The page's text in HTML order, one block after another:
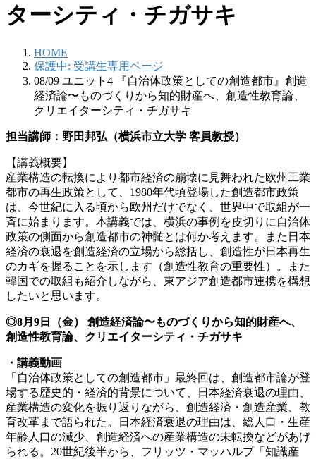
ターシティ・チガサキ
HOME
保護中: 受講生専用ページ
08/09 ユニット4 『自治体政策としての創造都市』創造
経済論〜ものづくりから知的財産へ、創造性教育論、
クリエイターシティ・チガサキ
担当講師：野田邦弘（横浜市立大学 客員教授）
【講義概要】
産業構造の転換により都市経済の崩壊に見舞われた欧州工業
都市の再生政策として、1980年代頃登場した創造都市政策
は、今世紀に入る頃から欧州だけでなく、世界中で取組が一
斉に始まります。本講義では、横浜の事例を皮切りに自治体
政策の側面から創造都市の神髄とは何か考えます。また日本
経済の衰退を創造経済の立場から総括し、創造性が日本再生
のカギを握ることを示します（創造性教育の重要性）。また
韓国での取組も紹介しながら、東アジア創造都市連携を構想
したいと思います。
◎8月9日（金） 創造経済論〜ものづくりから知的財産へ、
創造性教育論、クリエイターシティ・チガサキ
・講義動画
「自治体政策としての創造都市」最終回は、創造都市論が登
場する歴史的・経済的背景について、日本経済衰退の理由、
産業構造の変化を振り返りながら、創造経済・創造産業、教
育改革まで語られた。日本経済衰退の理由は、総人口・生産
年齢人口の減少、創造経済への産業構造の未転換などがあげ
られる。20世紀後半から、フリッツ・マッハルプ「知識産